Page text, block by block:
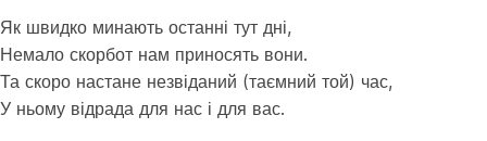
Як швидко минають останні тут дні,
Немало скорбот нам приносять вони.
Та скоро настане незвіданий (таємний той) час,
У ньому відрада для нас і для вас.